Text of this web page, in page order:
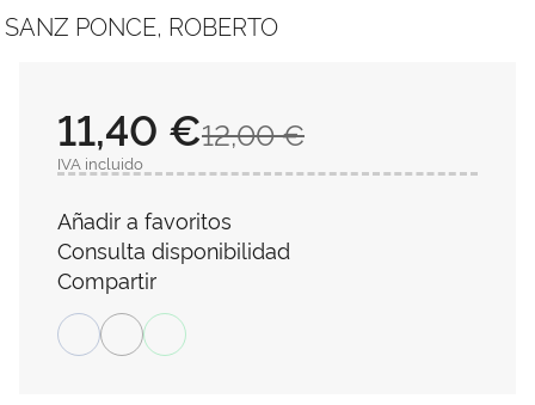
SANZ PONCE, ROBERTO
12,00 €
11,40 €
IVA incluido
Añadir a favoritos
Consulta disponibilidad
Compartir